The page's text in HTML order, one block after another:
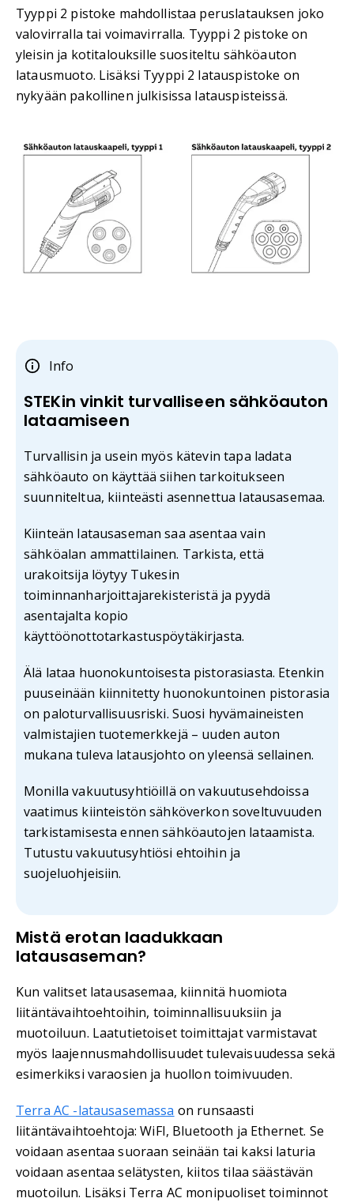
Tyyppi 2 pistoke mahdollistaa peruslatauksen joko
valovirralla tai voimavirralla. Tyyppi 2 pistoke on
yleisin ja kotitalouksille suositeltu sähköauton
latausmuoto. Lisäksi Tyyppi 2 latauspistoke on
nykyään pakollinen julkisissa latauspisteissä.
Info
STEKin vinkit turvalliseen sähköauton
lataamiseen
Turvallisin ja usein myös kätevin tapa ladata
sähköauto on käyttää siihen tarkoitukseen
suunniteltua, kiinteästi asennettua latausasemaa.
Kiinteän latausaseman saa asentaa vain
sähköalan ammattilainen. Tarkista, että
urakoitsija löytyy Tukesin
toiminnanharjoittajarekisteristä ja pyydä
asentajalta kopio
käyttöönottotarkastuspöytäkirjasta.
Älä lataa huonokuntoisesta pistorasiasta. Etenkin
puuseinään kiinnitetty huonokuntoinen pistorasia
on paloturvallisuusriski. Suosi hyvämaineisten
valmistajien tuotemerkkejä – uuden auton
mukana tuleva latausjohto on yleensä sellainen.
Monilla vakuutusyhtiöillä on vakuutusehdoissa
vaatimus kiinteistön sähköverkon soveltuvuuden
tarkistamisesta ennen sähköautojen lataamista.
Tutustu vakuutusyhtiösi ehtoihin ja
suojeluohjeisiin.
Mistä erotan laadukkaan
latausaseman?
Kun valitset latausasemaa, kiinnitä huomiota
liitäntävaihtoehtoihin, toiminnallisuuksiin ja
muotoiluun. Laatutietoiset toimittajat varmistavat
myös laajennusmahdollisuudet tulevaisuudessa sekä
esimerkiksi varaosien ja huollon toimivuuden.
Terra AC -latausasemassa on runsaasti
liitäntävaihtoehtoja: WiFI, Bluetooth ja Ethernet. Se
voidaan asentaa suoraan seinään tai kaksi laturia
voidaan asentaa selätysten, kiitos tilaa säästävän
muotoilun. Lisäksi Terra AC monipuoliset toiminnot